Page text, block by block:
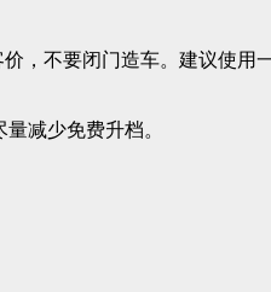
，不要闭门造车。建议使用
减少免费升档。